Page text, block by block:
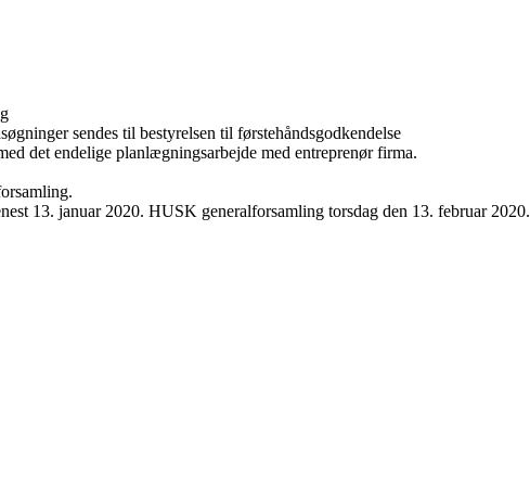
sendes til bestyrelsen til førstehåndsgodkendelse
det endelige planlægningsarbejde med entreprenør firma.
13. januar 2020. HUSK generalforsamling torsdag den 13. februar 2020.